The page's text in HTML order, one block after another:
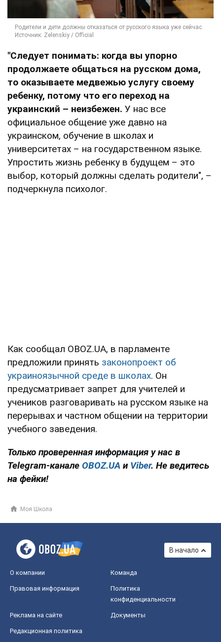
"Следует понимать: когда вы упорно
продолжаете общаться на русском дома,
то оказываете медвежью услугу своему
ребенку, потому что его переход на
украинский – неизбежен. У нас все
официальное общение уже давно на
украинском, обучение в школах и
университетах – на государственном языке.
Упростить жизнь ребенку в будущем – это
выбор, который должны сделать родители", –
подчеркнула психолог.
Как сообщал OBOZ.UA, в парламенте
предложили принять законопроект об
украиноязычной среде в школах. Он
предусматривает запрет для учителей и
учеников разговаривать на русском языке на
перерывах и частном общении на территории
учебного заведения.
Только проверенная информация у нас в
Telegram-канале OBOZ.UA и Viber. Не ведитесь
на фейки!
Моя Школа
В начало
О компании Команда
Правовая информация
Политика
конфиденциальности
Реклама на сайте Документы
Редакционная политика